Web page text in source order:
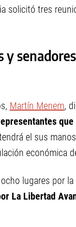
solicitó tres
y
Martín Menem,
el sus
económica
lugares por la
La Libertad